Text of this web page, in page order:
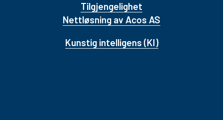
Tilgjengelighet
Nettløsning av Acos AS
Kunstig intelligens (KI)